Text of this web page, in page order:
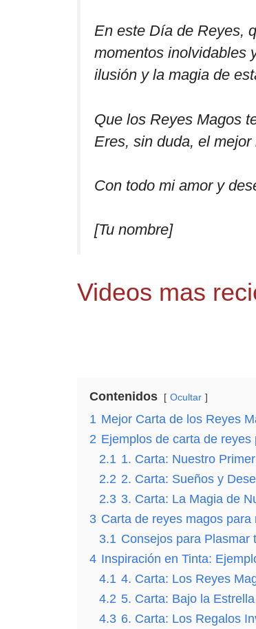
En este Día de Reyes,
momentos inolvidables
ilusión y la magia de
Que los Reyes Magos
Eres, sin duda, el
Con todo mi amor y
[Tu nombre]
Videos mas
Contenidos Ocultar
1 Mejor Carta de los Reyes
2 Ejemplos de carta de
2.1 1. Carta: Nuestro
2.2 2. Carta: Sueños y
2.3 3. Carta: La Magia de
3 Carta de reyes magos
3.1 Consejos para Plasmar
4 Inspiración en Tinta:
4.1 4. Carta: Los Reyes
4.2 5. Carta: Bajo la
4.3 6. Carta: Los Regalos